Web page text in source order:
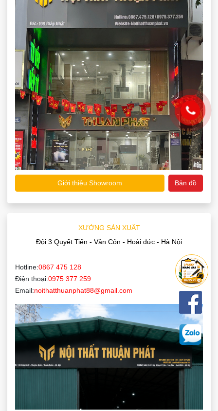
Giới thiệu Showroom Bản đồ
XƯỞNG SẢN XUẤT
Đội 3 Quyết Tiến - Vân Côn - Hoài đức - Hà Nội
Hotline:0867 475 128
Điện thoại:0975 377 259
Email:noithatthuanphat88@gmail.com